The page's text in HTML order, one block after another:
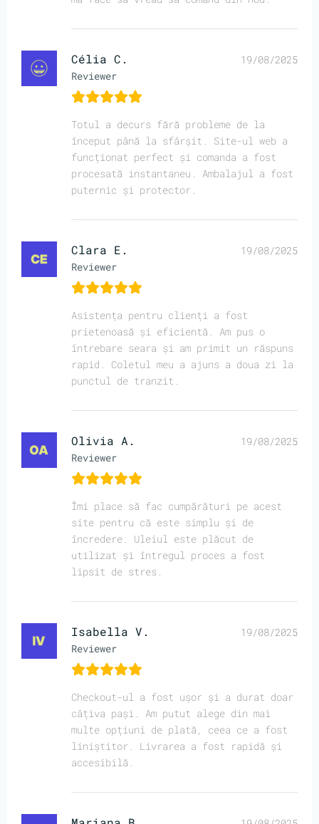
Célia C.
Reviewer
19/08/2025
Totul a decurs fără probleme de la
început până la sfârșit. Site-ul web a
funcționat perfect și comanda a fost
procesată instantaneu. Ambalajul a fost
puternic și protector.
Clara E.
Reviewer
19/08/2025
Asistența pentru clienți a fost
prietenoasă și eficientă. Am pus o
întrebare seara și am primit un răspuns
rapid. Coletul meu a ajuns a doua zi la
punctul de tranzit.
Olivia A.
Reviewer
19/08/2025
Îmi place să fac cumpărături pe acest
site pentru că este simplu și de
încredere. Uleiul este plăcut de
utilizat și întregul proces a fost
lipsit de stres.
Isabella V.
Reviewer
19/08/2025
Checkout-ul a fost ușor și a durat doar
câțiva pași. Am putut alege din mai
multe opțiuni de plată, ceea ce a fost
liniștitor. Livrarea a fost rapidă și
accesibilă.